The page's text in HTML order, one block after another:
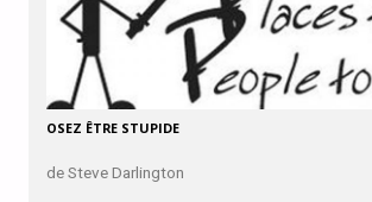
OSEZ ÊTRE STUPIDE
de Steve Darlington